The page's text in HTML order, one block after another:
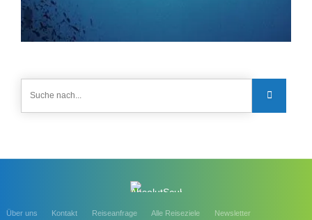
Über uns Kontakt Reiseanfrage Alle Reiseziele Newsletter